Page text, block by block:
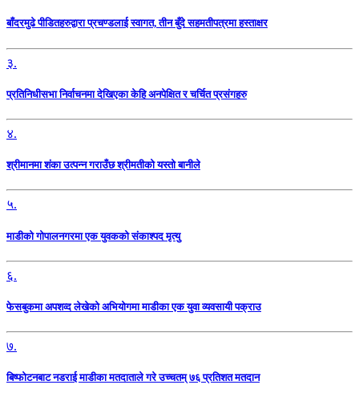
बाँदरमुढे पीडितहरुद्वारा प्रचण्डलाई स्वागत, तीन बुँदे सहमतीपत्रमा हस्ताक्षर
३.
प्रतिनिधीसभा निर्वाचनमा देखिएका केहि अनपेक्षित र चर्चित प्रसंगहरु
४.
श्रीमानमा शंका उत्पन्न गराउँछ श्रीमतीको यस्तो बानीले
५.
माडीको गोपालनगरमा एक युवकको संकाश्पद मृत्यु
६.
फेसबुकमा अपशव्द लेखेको अभियोगमा माडीका एक युवा व्यवसायी पक्राउ
७.
बिष्फोटनबाट नडराई माडीका मतदाताले गरे उच्चतम् ७६ प्रतिशत मतदान